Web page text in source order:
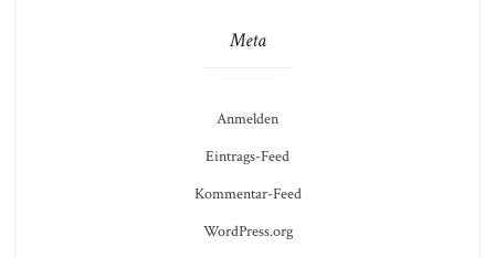
Meta
Anmelden
Eintrags-Feed
Kommentar-Feed
WordPress.org